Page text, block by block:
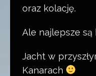
oraz kolację.
Ale najlepsze
Jacht w
Kanarach